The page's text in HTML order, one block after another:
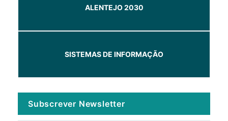
ALENTEJO 2030
SISTEMAS DE INFORMAÇÃO
Subscrever Newsletter